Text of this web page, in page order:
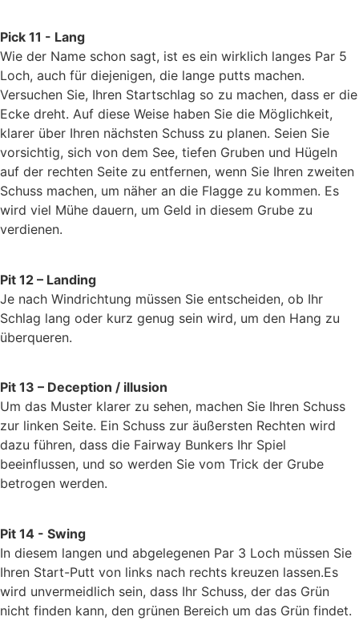
Pick 11 - Lang
Wie der Name schon sagt, ist es ein wirklich langes Par 5
Loch, auch für diejenigen, die lange putts machen.
Versuchen Sie, Ihren Startschlag so zu machen, dass er die
Ecke dreht. Auf diese Weise haben Sie die Möglichkeit,
klarer über Ihren nächsten Schuss zu planen. Seien Sie
vorsichtig, sich von dem See, tiefen Gruben und Hügeln
auf der rechten Seite zu entfernen, wenn Sie Ihren zweiten
Schuss machen, um näher an die Flagge zu kommen. Es
wird viel Mühe dauern, um Geld in diesem Grube zu
verdienen.
Pit 12 – Landing
Je nach Windrichtung müssen Sie entscheiden, ob Ihr
Schlag lang oder kurz genug sein wird, um den Hang zu
überqueren.
Pit 13 – Deception / illusion
Um das Muster klarer zu sehen, machen Sie Ihren Schuss
zur linken Seite. Ein Schuss zur äußersten Rechten wird
dazu führen, dass die Fairway Bunkers Ihr Spiel
beeinflussen, und so werden Sie vom Trick der Grube
betrogen werden.
Pit 14 - Swing
In diesem langen und abgelegenen Par 3 Loch müssen Sie
Ihren Start-Putt von links nach rechts kreuzen lassen.Es
wird unvermeidlich sein, dass Ihr Schuss, der das Grün
nicht finden kann, den grünen Bereich um das Grün findet.